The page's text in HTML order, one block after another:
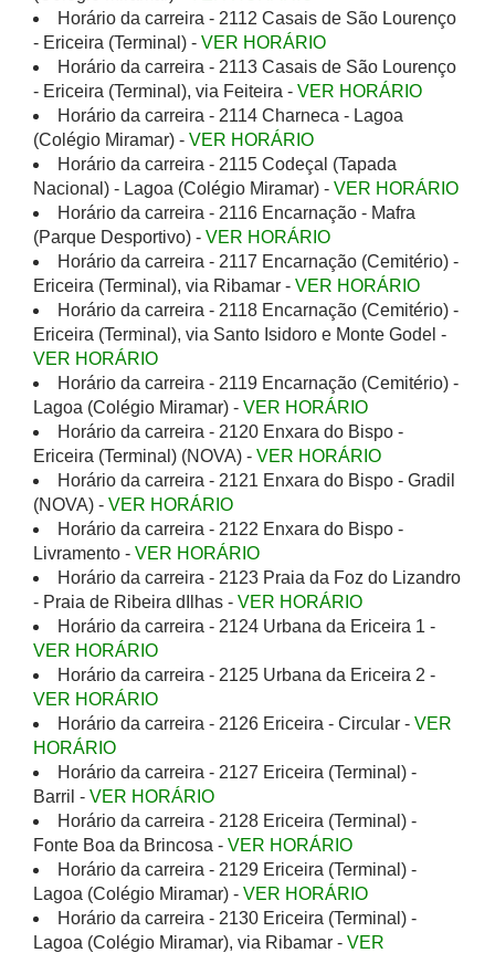
Horário da carreira - 2112 Casais de São Lourenço
- Ericeira (Terminal) - VER HORÁRIO
Horário da carreira - 2113 Casais de São Lourenço
- Ericeira (Terminal), via Feiteira - VER HORÁRIO
Horário da carreira - 2114 Charneca - Lagoa
(Colégio Miramar) - VER HORÁRIO
Horário da carreira - 2115 Codeçal (Tapada
Nacional) - Lagoa (Colégio Miramar) - VER HORÁRIO
Horário da carreira - 2116 Encarnação - Mafra
(Parque Desportivo) - VER HORÁRIO
Horário da carreira - 2117 Encarnação (Cemitério) -
Ericeira (Terminal), via Ribamar - VER HORÁRIO
Horário da carreira - 2118 Encarnação (Cemitério) -
Ericeira (Terminal), via Santo Isidoro e Monte Godel -
VER HORÁRIO
Horário da carreira - 2119 Encarnação (Cemitério) -
Lagoa (Colégio Miramar) - VER HORÁRIO
Horário da carreira - 2120 Enxara do Bispo -
Ericeira (Terminal) (NOVA) - VER HORÁRIO
Horário da carreira - 2121 Enxara do Bispo - Gradil
(NOVA) - VER HORÁRIO
Horário da carreira - 2122 Enxara do Bispo -
Livramento - VER HORÁRIO
Horário da carreira - 2123 Praia da Foz do Lizandro
- Praia de Ribeira dIlhas - VER HORÁRIO
Horário da carreira - 2124 Urbana da Ericeira 1 -
VER HORÁRIO
Horário da carreira - 2125 Urbana da Ericeira 2 -
VER HORÁRIO
Horário da carreira - 2126 Ericeira - Circular - VER
HORÁRIO
Horário da carreira - 2127 Ericeira (Terminal) -
Barril - VER HORÁRIO
Horário da carreira - 2128 Ericeira (Terminal) -
Fonte Boa da Brincosa - VER HORÁRIO
Horário da carreira - 2129 Ericeira (Terminal) -
Lagoa (Colégio Miramar) - VER HORÁRIO
Horário da carreira - 2130 Ericeira (Terminal) -
Lagoa (Colégio Miramar), via Ribamar - VER